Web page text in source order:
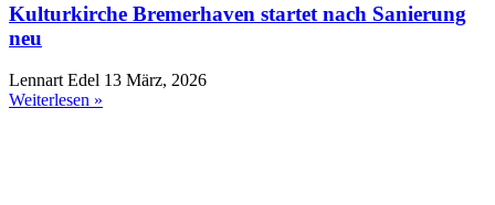
Kulturkirche Bremerhaven startet nach Sanierung
neu
Lennart Edel 13 März, 2026
Weiterlesen »